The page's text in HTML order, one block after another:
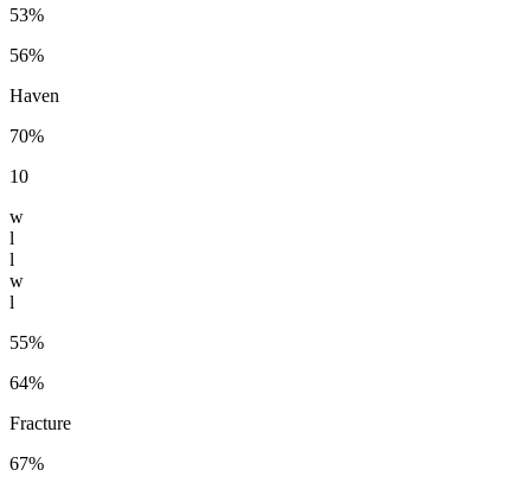
53%
56%
Haven
70%
10
w
l
l
w
l
55%
64%
Fracture
67%